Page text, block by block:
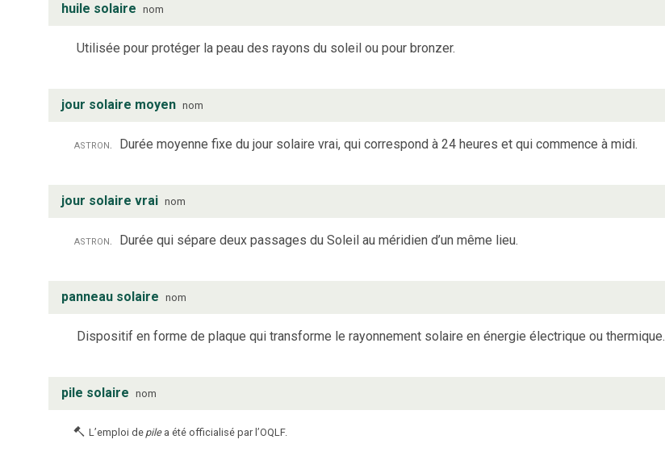
huile solaire nom
Utilisée pour protéger la peau des rayons du soleil ou pour bronzer.
jour solaire moyen nom
astron. Durée moyenne fixe du jour solaire vrai, qui correspond à 24 heures et qui commence à midi.
jour solaire vrai nom
astron. Durée qui sépare deux passages du Soleil au méridien d’un même lieu.
panneau solaire nom
Dispositif en forme de plaque qui transforme le rayonnement solaire en énergie électrique ou thermique.
pile solaire nom
L’emploi de pile a été officialisé par l’OQLF.